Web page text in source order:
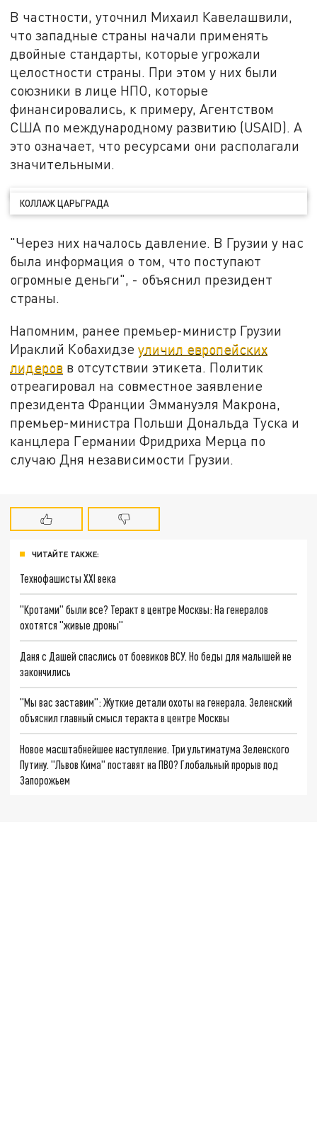
В частности, уточнил Михаил Кавелашвили,
что западные страны начали применять
двойные стандарты, которые угрожали
целостности страны. При этом у них были
союзники в лице НПО, которые
финансировались, к примеру, Агентством
США по международному развитию (USAID). А
это означает, что ресурсами они располагали
значительными.
КОЛЛАЖ ЦАРЬГРАДА
"Через них началось давление. В Грузии у нас
была информация о том, что поступают
огромные деньги", - объяснил президент
страны.
Напомним, ранее премьер-министр Грузии
Ираклий Кобахидзеуличил европейских
лидеров в отсутствии этикета. Политик
отреагировал на совместное заявление
президента Франции Эммануэля Макрона,
премьер-министра Польши Дональда Туска и
канцлера Германии Фридриха Мерца по
случаю Дня независимости Грузии.
ЧИТАЙТЕ ТАКЖЕ:
Технофашисты XXI века
"Кротами" были все? Теракт в центре Москвы: На генералов
охотятся "живые дроны"
Даня с Дашей спаслись от боевиков ВСУ. Но беды для малышей не
закончились
"Мы вас заставим": Жуткие детали охоты на генерала. Зеленский
объяснил главный смысл теракта в центре Москвы
Новое масштабнейшее наступление. Три ультиматума Зеленского
Путину. "Львов Кима" поставят на ПВО? Глобальный прорыв под
Запорожьем